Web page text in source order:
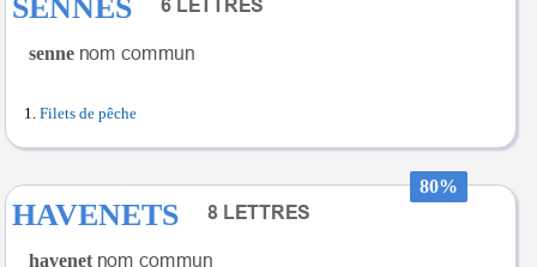
SENNES
senne
Filets de pêche
80%
HAVENETS
havenet